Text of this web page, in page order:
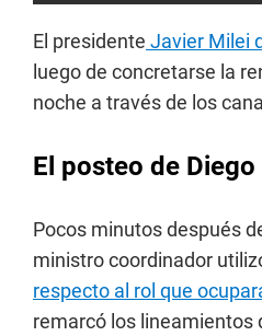
El presidente Javier Milei
luego de concretarse la
noche a través de los
El posteo de
Pocos minutos después
ministro coordinador
respecto al rol que
remarcó los lineamientos